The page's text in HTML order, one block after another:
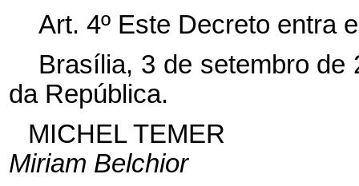
Art. 4º Este Decreto entra
Brasília, 3 de setembro de
da República.
MICHEL TEMER
Miriam Belchior